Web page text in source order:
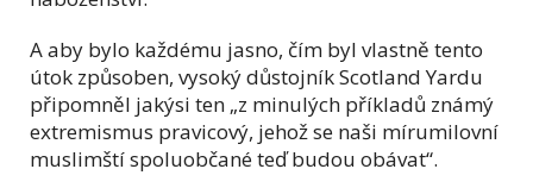
A aby bylo každému jasno, čím byl vlastně tento
útok způsoben, vysoký důstojník Scotland Yardu
připomněl jakýsi ten „z minulých příkladů známý
extremismus pravicový, jehož se naši mírumilovní
muslimští spoluobčané teď budou obávat“.